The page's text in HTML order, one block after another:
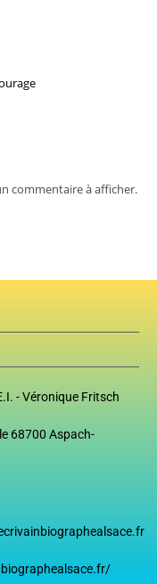
commentaire à afficher.
- Véronique Fritsch
68700 Aspach-